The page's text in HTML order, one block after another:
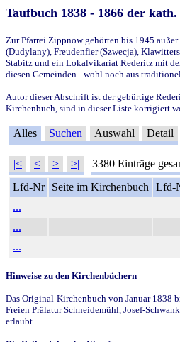
Taufbuch 1838 - 1866 der
Zur Pfarrei Zippnow gehörten bis 1945
(Dudylany), Freudenfier (Szwecja),
Stabitz und ein Lokalvikariat Rederitz mit
diesen Gemeinden - wohl noch aus
Autor dieser Abschrift ist der gebürtige
Kirchenbuch, sind in dieser Liste korrigiert
Alles Suchen Auswahl Detail
|< < > >| 3380 Einträge
Lfd-Nr
Seite im Kirchenbuch Lfd-
...
...
...
Hinweise zu den Kirchenbüchern
Das Original-Kirchenbuch von Januar 1838
Freien Prälatur Schneidemühl, Josef-
erlaubt.